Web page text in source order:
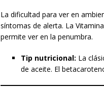
La dificultad para ver en
síntomas de alerta. La
permite ver en la penumbra.
Tip nutricional: La
de aceite. El